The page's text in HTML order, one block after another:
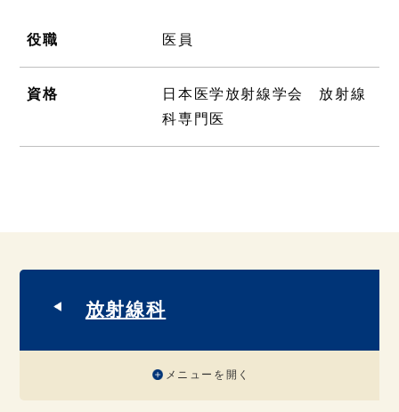
役職 医員
資格
日本医学放射線学会 放射線
科専門医
放射線科
メニューを開く